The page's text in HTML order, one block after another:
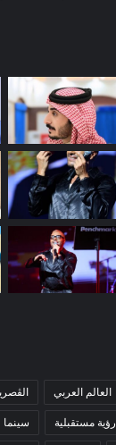
العالم العربي
رؤية مستقبلية سينما